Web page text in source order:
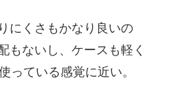
にくさもかなり良いの
もないし、ケースも軽く
っている感覚に近い。